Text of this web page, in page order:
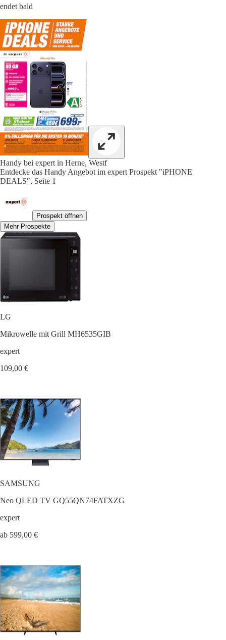
endet bald
Handy bei expert in Herne, Westf
Entdecke das Handy Angebot im expert Prospekt "iPHONE
DEALS", Seite 1
Prospekt öffnen
Mehr Prospekte
LG
Mikrowelle mit Grill MH6535GIB
expert
109,00 €
SAMSUNG
Neo QLED TV GQ55QN74FATXZG
expert
ab 599,00 €